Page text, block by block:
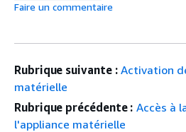
Faire un commentaire
Rubrique suivante : Activation
matérielle
Rubrique précédente : Accès à
l'appliance matérielle